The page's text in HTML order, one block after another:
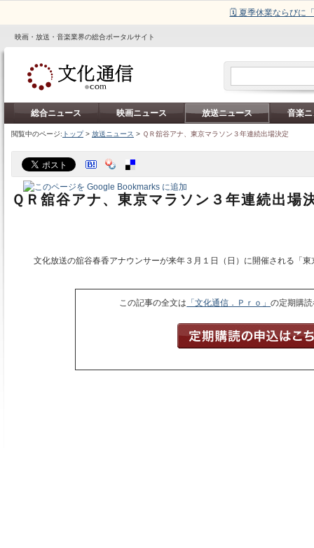
🗓️ 夏季休業ならびに
映画・放送・音楽業界の総合ポータルサイト
総合ニュース 映画ニュース 放送ニュース 音楽
閲覧中のページ: トップ> 放送ニュース > ＱＲ舘谷アナ、東京マラソン３年連続出場決定
ＱＲ舘谷アナ、東京マラソン３年連続出場
文化放送の舘谷春香アナウンサーが来年３月１日（日）に開催される「
この記事の全文は 「文化通信．Ｐｒｏ」の定期購